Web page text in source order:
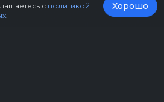
с политикой
Хорошо